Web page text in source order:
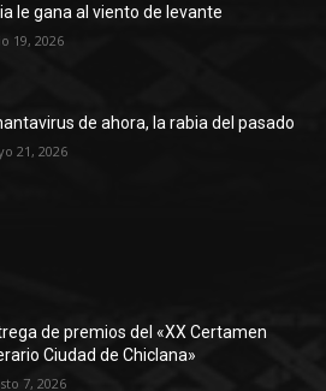
le gana al viento de levante
19, 2026
de ahora, la rabia del pasado
21, 2026
de premios del «XX Certamen
Ciudad de Chiclana»
7, 2026